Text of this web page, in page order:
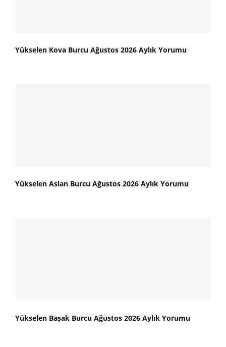
Yükselen Kova Burcu Ağustos 2026 Aylık Yorumu
Yükselen Aslan Burcu Ağustos 2026 Aylık Yorumu
Yükselen Başak Burcu Ağustos 2026 Aylık Yorumu